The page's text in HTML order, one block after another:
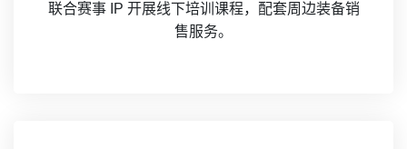
联合赛事 IP 开展线下培训课程，配套周边装备销
售服务。